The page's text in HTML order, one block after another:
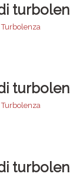
Turbolenza
Turbolenza